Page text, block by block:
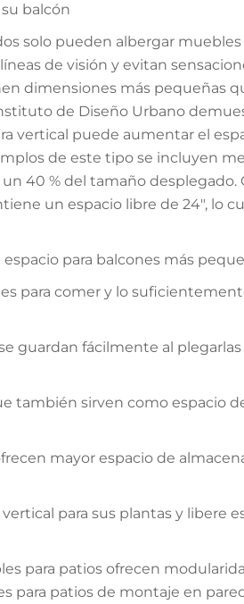
balcón
solo pueden albergar
de visión y evitan
dimensiones más pequeñas
de Diseño Urbano
vertical puede aumentar el
de este tipo se incluyen
40 % del tamaño desplegado.
un espacio libre de 24", lo
para balcones más
para comer y lo
guardan fácilmente al plegarlas
también sirven como espacio
mayor espacio de
para sus plantas y libere
para patios ofrecen
para patios de montaje en